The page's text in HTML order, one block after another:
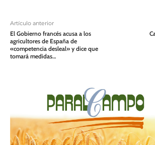
Artículo anterior
El Gobierno francés acusa a los
agricultores de España de
«competencia desleal» y dice que
tomará medidas…